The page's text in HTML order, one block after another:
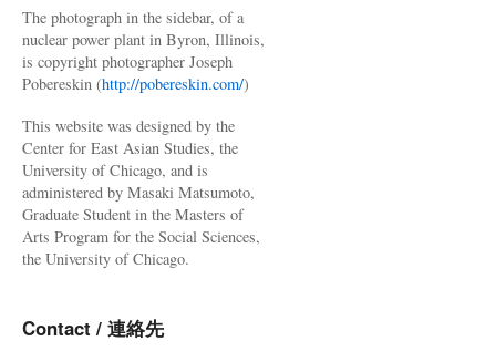
The photograph in the sidebar, of a
nuclear power plant in Byron, Illinois,
is copyright photographer Joseph
Pobereskin (http://pobereskin.com/)
This website was designed by the
Center for East Asian Studies, the
University of Chicago, and is
administered by Masaki Matsumoto,
Graduate Student in the Masters of
Arts Program for the Social Sciences,
the University of Chicago.
Contact / 連絡先